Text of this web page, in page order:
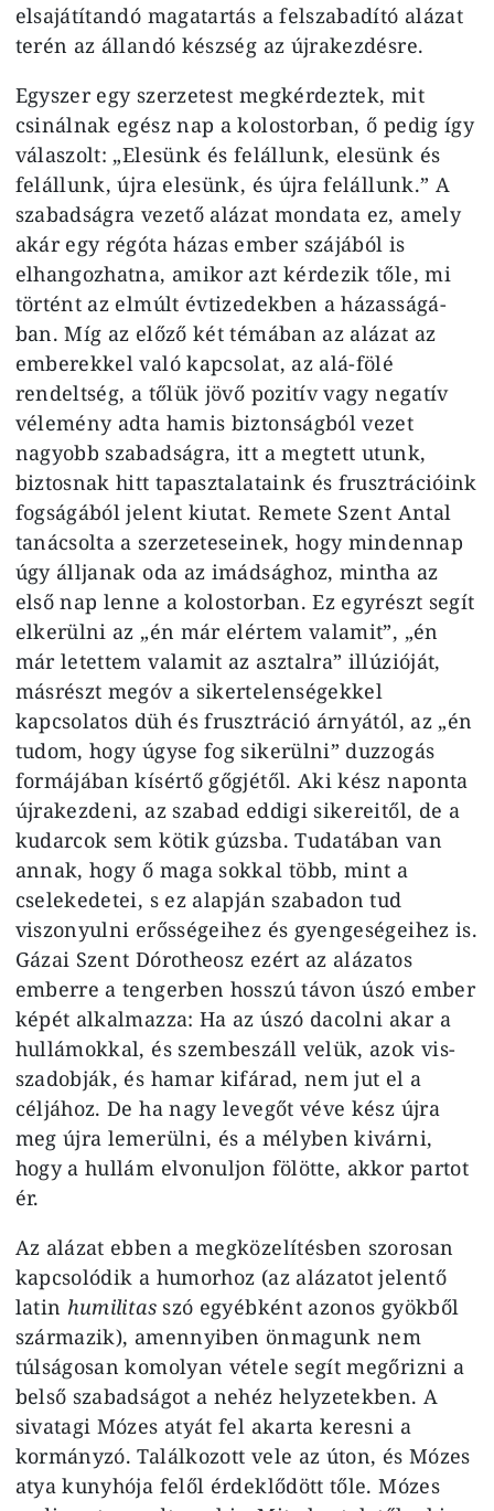
elsajátítandó magatartás a felszabadító alázat
terén az állan­dó készség az újrakezdésre.
Egyszer egy szerzetest megkérdeztek, mit
csinálnak egész nap a kolostorban, ő pedig így
válaszolt: „Elesünk és felállunk, elesünk és
felállunk, újra elesünk, és újra felállunk.” A
szabadságra vezető alázat mondata ez, amely
akár egy régóta házas ember szájából is
elhangozhatna, amikor azt kérdezik tőle, mi
történt az elmúlt évtizedekben a házasságá­
ban. Míg az előző két témában az alá­zat az
emberekkel való kapcsolat, az alá-fölé
rendeltség, a tőlük jövő pozi­tív vagy negatív
vélemény adta hamis biztonságból vezet
nagyobb szabad­ságra, itt a megtett utunk,
biztosnak hitt tapasztalataink és frusztráció­ink
fogságából jelent kiutat. Remete Szent Antal
tanácsolta a szerzetese­inek, hogy mindennap
úgy álljanak oda az imádsághoz, mintha az
első nap lenne a kolostorban. Ez egyrészt segít
elkerülni az „én már elértem valamit”, „én
már letettem valamit az asztalra” illúzióját,
másrészt meg­óv a sikertelenségekkel
kapcsolatos düh és frusztráció árnyától, az „én
tudom, hogy úgyse fog sikerülni” duzzogás
formájában kísértő gőgjé­től. Aki kész naponta
újrakezdeni, az szabad eddigi sikereitől, de a
ku­darcok sem kötik gúzsba. Tudatá­ban van
annak, hogy ő maga sokkal több, mint a
cselekedetei, s ez alap­ján szabadon tud
viszonyulni erős­ségeihez és gyengeségeihez is.
Gázai Szent Dórotheosz ezért az alázatos
emberre a tengerben hosszú távon úszó ember
képét alkalmazza: Ha az úszó dacolni akar a
hullámok­kal, és szembeszáll velük, azok vis­
szadobják, és hamar kifárad, nem jut el a
céljához. De ha nagy levegőt véve kész újra
meg újra lemerülni, és a mélyben kivárni,
hogy a hullám elvonuljon fölötte, akkor partot
ér.
Az alázat ebben a megközelítés­ben szorosan
kapcsolódik a humor­hoz (az alázatot jelentő
latin humi­litasszó egyébként azonos gyökből
származik), amennyiben önmagunk nem
túlságosan komolyan vétele segít megőrizni a
belső szabadságot a ne­héz helyzetekben. A
sivatagi Mózes atyát fel akarta keresni a
kormány­zó. Találkozott vele az úton, és Mó­zes
atya kunyhója felől érdeklődött tőle. Mózes